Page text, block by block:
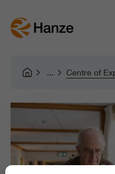
Centre of